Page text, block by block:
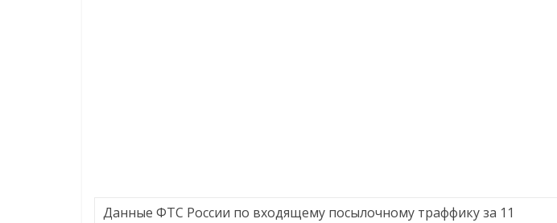
Данные ФТС России по входящему посылочному траффику за 11